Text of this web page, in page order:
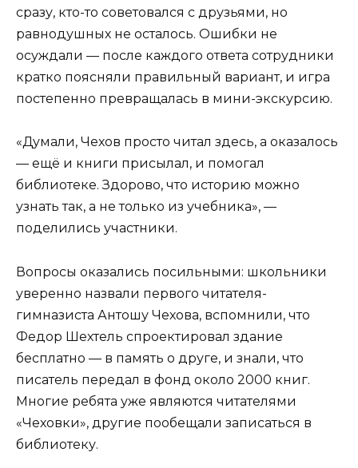
сразу, кто-то советовался с друзьями, но
равнодушных не осталось. Ошибки не
осуждали — после каждого ответа сотрудники
кратко поясняли правильный вариант, и игра
постепенно превращалась в мини-экскурсию.
«Думали, Чехов просто читал здесь, а оказалось
— ещё и книги присылал, и помогал
библиотеке. Здорово, что историю можно
узнать так, а не только из учебника», —
поделились участники.
Вопросы оказались посильными: школьники
уверенно назвали первого читателя-
гимназиста Антошу Чехова, вспомнили, что
Федор Шехтель спроектировал здание
бесплатно — в память о друге, и знали, что
писатель передал в фонд около 2000 книг.
Многие ребята уже являются читателями
«Чеховки», другие пообещали записаться в
библиотеку.